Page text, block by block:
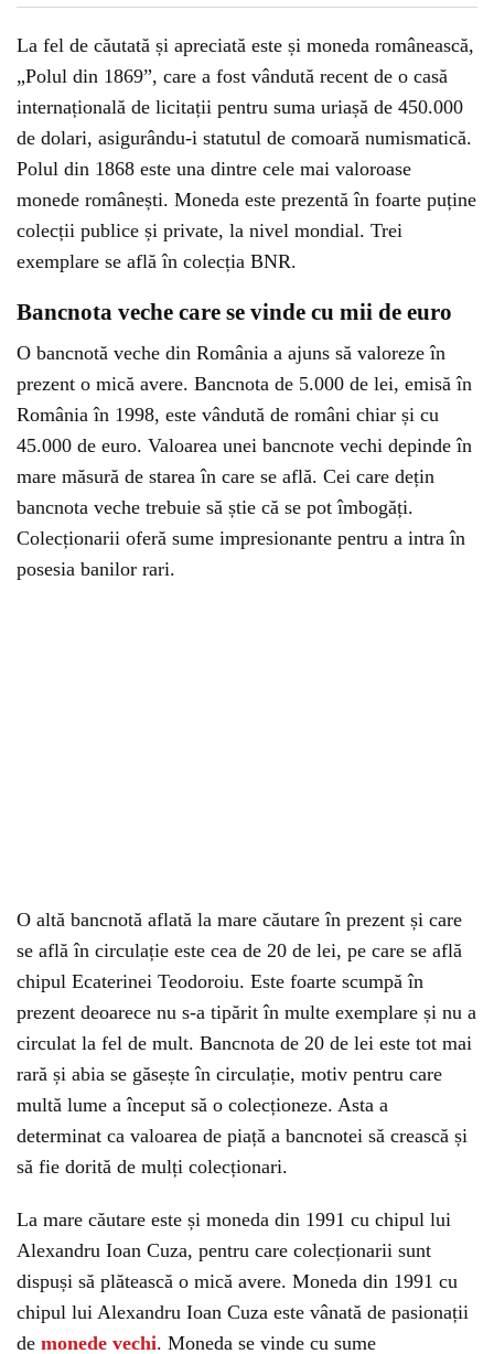
La fel de căutată și apreciată este și moneda românească,
„Polul din 1869”, care a fost vândută recent de o casă
internațională de licitații pentru suma uriașă de 450.000
de dolari, asigurându-i statutul de comoară numismatică.
Polul din 1868 este una dintre cele mai valoroase
monede românești. Moneda este prezentă în foarte puține
colecții publice și private, la nivel mondial. Trei
exemplare se află în colecția BNR.
Bancnota veche care se vinde cu mii de euro
O bancnotă veche din România a ajuns să valoreze în
prezent o mică avere. Bancnota de 5.000 de lei, emisă în
România în 1998, este vândută de români chiar și cu
45.000 de euro. Valoarea unei bancnote vechi depinde în
mare măsură de starea în care se află. Cei care dețin
bancnota veche trebuie să știe că se pot îmbogăți.
Colecționarii oferă sume impresionante pentru a intra în
posesia banilor rari.
O altă bancnotă aflată la mare căutare în prezent și care
se află în circulație este cea de 20 de lei, pe care se află
chipul Ecaterinei Teodoroiu. Este foarte scumpă în
prezent deoarece nu s-a tipărit în multe exemplare și nu a
circulat la fel de mult. Bancnota de 20 de lei este tot mai
rară și abia se găsește în circulație, motiv pentru care
multă lume a început să o colecționeze. Asta a
determinat ca valoarea de piață a bancnotei să crească și
să fie dorită de mulți colecționari.
La mare căutare este și moneda din 1991 cu chipul lui
Alexandru Ioan Cuza, pentru care colecționarii sunt
dispuși să plătească o mică avere. Moneda din 1991 cu
chipul lui Alexandru Ioan Cuza este vânată de pasionații
de monede vechi. Moneda se vinde cu sume